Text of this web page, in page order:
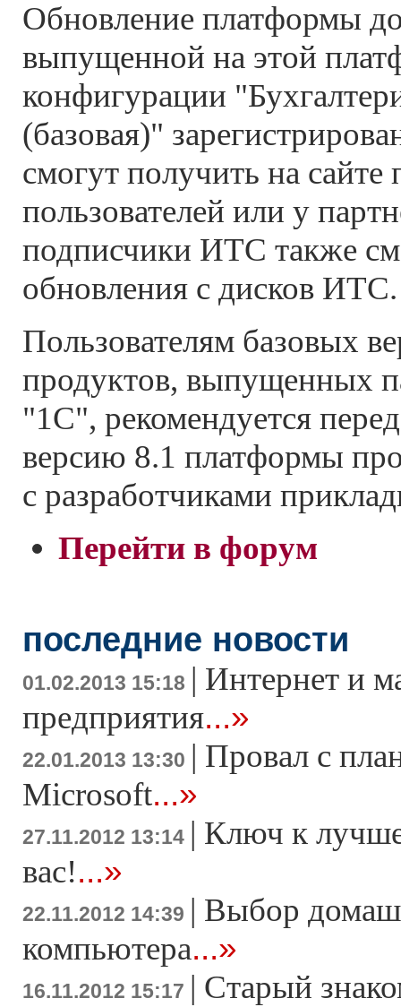
Обновление платформы
выпущенной на этой
конфигурации
(базовая)"
смогут получить на
пользователей или у
подписчики ИТС также
обновления с дисков ИТС.
Пользователям базовых
продуктов, выпущенных
"1С", рекомендуется
версию 8.1 платформы
с разработчиками
Перейти в форум
последние новости
01.02.2013 15:18 | Интернет и
предприятия...»
22.01.2013 13:30 | Провал с
Microsoft...»
27.11.2012 13:14 | Ключ к
вас!...»
22.11.2012 14:39 | Выбор
компьютера...»
16.11.2012 15:17 | Старый